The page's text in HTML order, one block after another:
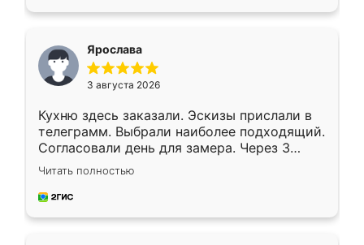
Ярослава
3 августа 2026
Кухню здесь заказали. Эскизы прислали в
телеграмм. Выбрали наиболее подходящий.
Согласовали день для замера. Через 3
недели кухня была уже готова. Остались
довольны работой. Спасибо Ренессанс
мебель за качественную работу!
Читать полностью